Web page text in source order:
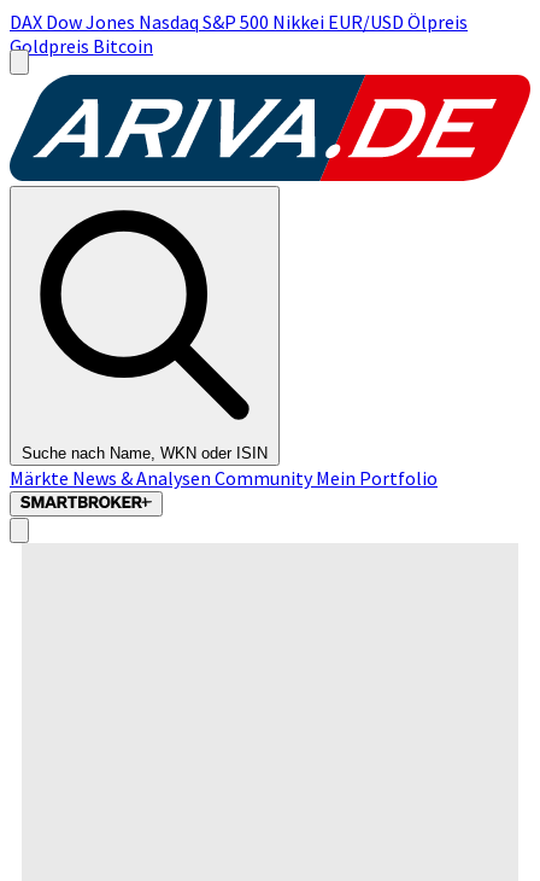
DAX Dow Jones Nasdaq S&P 500 Nikkei EUR/USD Ölpreis
Goldpreis Bitcoin
Suche nach Name, WKN oder ISIN
Märkte News & Analysen CommunityMein Portfolio